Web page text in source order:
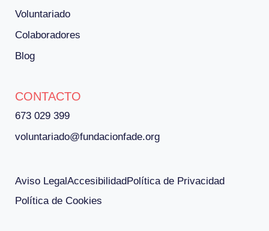
Voluntariado
Colaboradores
Blog
CONTACTO
673 029 399
voluntariado@fundacionfade.org
Aviso LegalAccesibilidad Política de Privacidad
Política de Cookies